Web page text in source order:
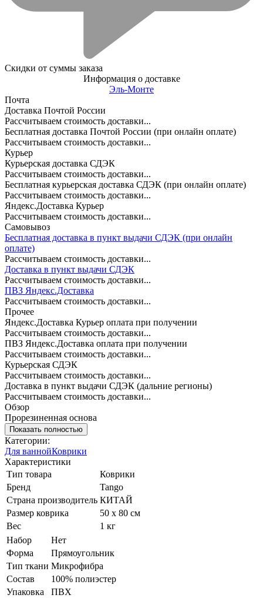
Скидки от суммы заказа
Информация о доставке
Эль-Монте
Почта
Доставка Почтой России
Рассчитываем стоимость доставки...
Бесплатная доставка Почтой России (при онлайн оплате)
Рассчитываем стоимость доставки...
Курьер
Курьерская доставка СДЭК
Рассчитываем стоимость доставки...
Бесплатная курьерская доставка СДЭК (при онлайн оплате)
Рассчитываем стоимость доставки...
Яндекс.Доставка Курьер
Рассчитываем стоимость доставки...
Самовывоз
Бесплатная доставка в пункт выдачи СДЭК (при онлайн
оплате)
Рассчитываем стоимость доставки...
Доставка в пункт выдачи СДЭК
Рассчитываем стоимость доставки...
ПВЗ Яндекс.Доставка
Рассчитываем стоимость доставки...
Прочее
Яндекс.Доставка Курьер оплата при получении
Рассчитываем стоимость доставки...
ПВЗ Яндекс.Доставка оплата при получении
Рассчитываем стоимость доставки...
Курьерская СДЭК
Рассчитываем стоимость доставки...
Доставка в пункт выдачи СДЭК (дальние регионы)
Рассчитываем стоимость доставки...
Обзор
Прорезиненная основа
Показать полностью
Категории:
Для ваннойКоврики
Характеристики
Тип товара
Коврики
Бренд
Tango
Страна производитель КИТАЙ
Размер коврика
50 x 80 см
Вес
1 кг
Набор
Нет
Форма
Прямоугольник
Тип ткани Микрофибра
Состав
100% полиэстер
Упаковка
ПВХ